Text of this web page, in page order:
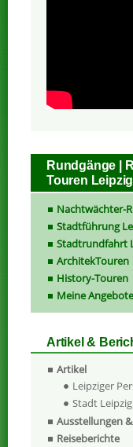
Rundgänge |
Touren
Nachtwächter-
Stadtführung
Stadtrundfahrt
ArchitekTouren
History-Touren
Meine Angebote
Artikel &
Artikel
Leipziger
Stadt Leipzig
Ausstellungen
Reiseberichte